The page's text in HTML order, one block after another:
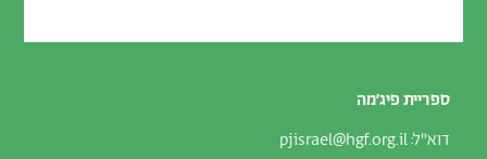
ספריית פיג׳מה
דוא"ל:pjisrael@hgf.org.il